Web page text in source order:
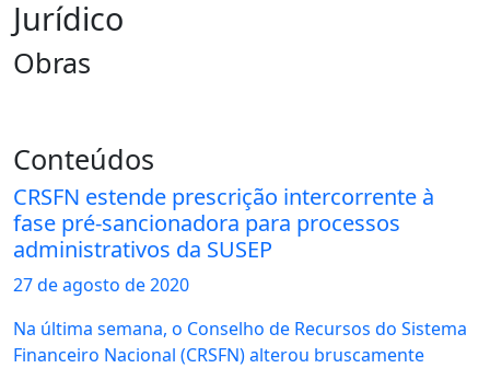
Jurídico
Obras
Conteúdos
CRSFN estende prescrição intercorrente à
fase pré-sancionadora para processos
administrativos da SUSEP
27 deagosto de 2020
Na última semana, o Conselho de Recursos do Sistema
Financeiro Nacional (CRSFN) alterou bruscamente